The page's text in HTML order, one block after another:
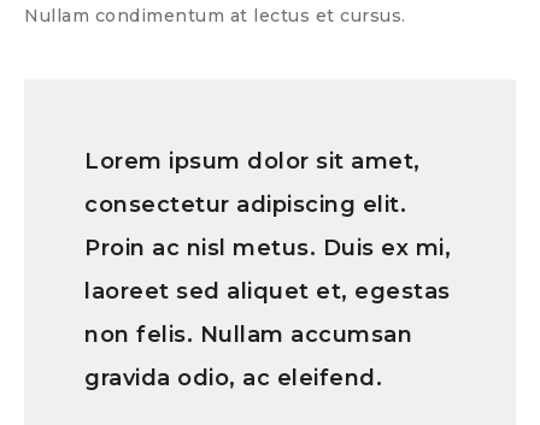
Nullam condimentum at lectus et cursus.
Lorem ipsum dolor sit amet,
consectetur adipiscing elit.
Proin ac nisl metus. Duis ex mi,
laoreet sed aliquet et, egestas
non felis. Nullam accumsan
gravida odio, ac eleifend.